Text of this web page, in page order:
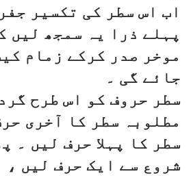
اب اس سطر کی تکسیر
پہلے ذرا یہ سمجھ لیں
موخر صدر کرکے زمام
جائے گی ۔
سطر حروف کو اس طرح
مطلوبہ سطر کا آخری
سطر کا پہلا حرف لیں ۔
شروع سے ایک حرف لیں ،